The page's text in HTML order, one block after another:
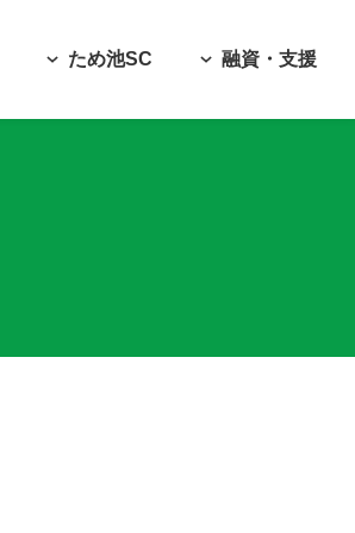
ため池SC 融資・支援